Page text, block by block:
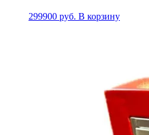
299900 руб. В корзину